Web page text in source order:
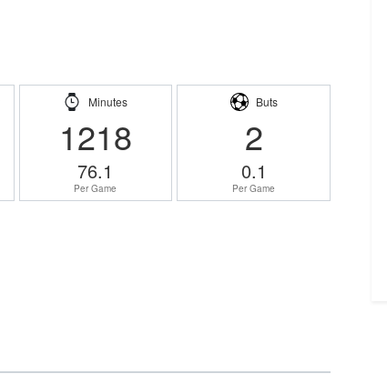
Minutes
1218
76.1
Per Game
Buts
2
0.1
Per Game